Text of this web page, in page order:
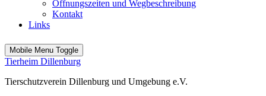
Öffnungszeiten und Wegbeschreibung
Kontakt
Links
Mobile Menu Toggle
Tierheim Dillenburg
Tierschutzverein Dillenburg und Umgebung e.V.